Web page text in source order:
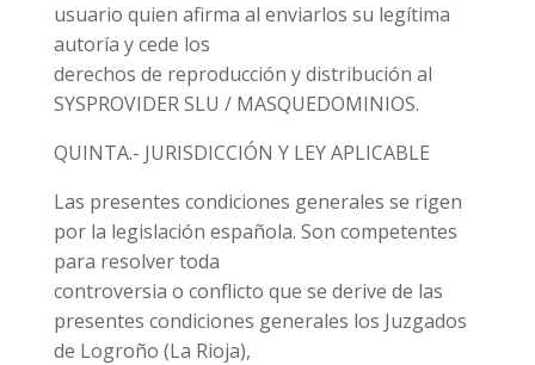
usuario quien afirma al enviarlos su legítima
autoría y cede los
derechos de reproducción y distribución al
SYSPROVIDER SLU / MASQUEDOMINIOS.
QUINTA.- JURISDICCIÓN Y LEY APLICABLE
Las presentes condiciones generales se rigen
por la legislación española. Son competentes
para resolver toda
controversia o conflicto que se derive de las
presentes condiciones generales los Juzgados
de Logroño (La Rioja),